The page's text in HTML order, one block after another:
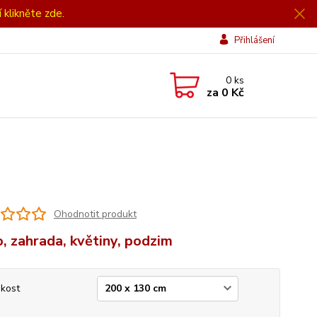
zde.
Přihlášení
0ks
za 0 Kč
Ohodnotit produkt
zahrada, květiny, podzim